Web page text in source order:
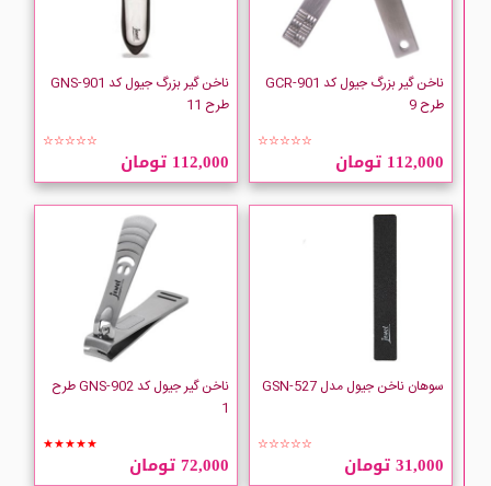
ناخن گیر بزرگ جیول کد GCR-901
طرح 9
☆☆☆☆☆
112,000 تومان
ناخن گیر بزرگ جیول کد GNS-901
طرح 11
☆☆☆☆☆
112,000 تومان
سوهان ناخن جیول مدل GSN-527
☆☆☆☆☆
31,000 تومان
ناخن گیر جیول کد GNS-902 طرح
1
★★★★★
72,000 تومان